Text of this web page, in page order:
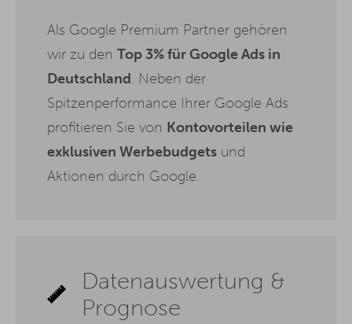
Als Google Premium Partner gehören
wir zu den Top 3% für Google Ads in
Deutschland. Neben der
Spitzenperformance Ihrer Google Ads
profitieren Sie von Kontovorteilen wie
exklusiven Werbebudgets und
Aktionen durch Google.
Datenauswertung &
Prognose